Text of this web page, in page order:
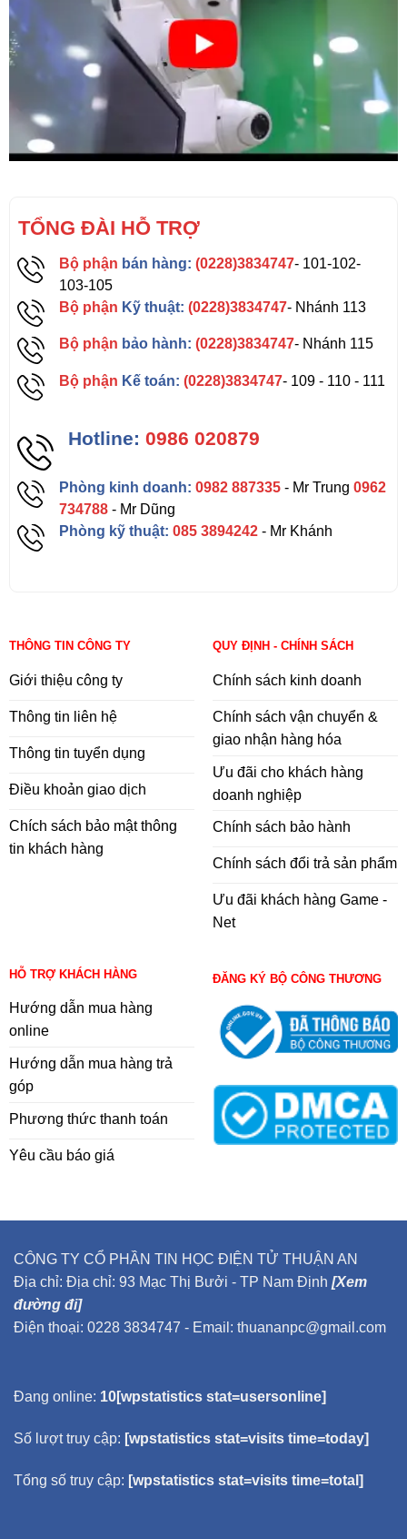
TỔNG ĐÀI HỖ TRỢ
Bộ phận bán hàng: (0228)3834747- 101-102-
103-105
Bộ phận Kỹ thuật: (0228)3834747- Nhánh 113
Bộ phận bảo hành: (0228)3834747- Nhánh 115
Bộ phận Kế toán: (0228)3834747- 109 - 110 - 111
Hotline: 0986 020879
Phòng kinh doanh: 0982 887335 - Mr Trung0962
734788 - Mr Dũng
Phòng kỹ thuật:085 3894242 - Mr Khánh
THÔNG TIN CÔNG TY
Giới thiệu công ty
Thông tin liên hệ
Thông tin tuyển dụng
Điều khoản giao dịch
Chích sách bảo mật thông
tin khách hàng
QUY ĐỊNH - CHÍNH SÁCH
Chính sách kinh doanh
Chính sách vận chuyển &
giao nhận hàng hóa
Ưu đãi cho khách hàng
doanh nghiệp
Chính sách bảo hành
Chính sách đổi trả sản phẩm
Ưu đãi khách hàng Game -
Net
HỖ TRỢ KHÁCH HÀNG
Hướng dẫn mua hàng
online
Hướng dẫn mua hàng trả
góp
Phương thức thanh toán
Yêu cầu báo giá
ĐĂNG KÝ BỘ CÔNG THƯƠNG
CÔNG TY CỔ PHẦN TIN HỌC ĐIỆN TỬ THUẬN AN
Địa chỉ: Địa chỉ: 93 Mạc Thị Bưởi - TP Nam Định [Xem
đường đi]
Điện thoại: 0228 3834747 - Email: thuananpc@gmail.com
Đang online: 10[wpstatistics stat=usersonline]
Số lượt truy cập: [wpstatistics stat=visits time=today]
Tổng số truy cập: [wpstatistics stat=visits time=total]